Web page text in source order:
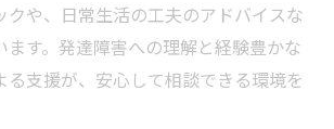
クや、日常生活の工夫のアドバイスな
ます。発達障害への理解と経験豊かな
る支援が、安心して相談できる環境を